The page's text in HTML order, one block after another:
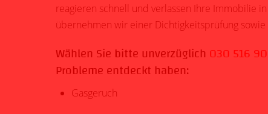
reagieren schnell und verlassen Ihre Immobilie
übernehmen wir einer Dichtigkeitsprüfung
Wählen Sie bitte unverzüglich 030 516
Probleme entdeckt haben:
Gasgeruch